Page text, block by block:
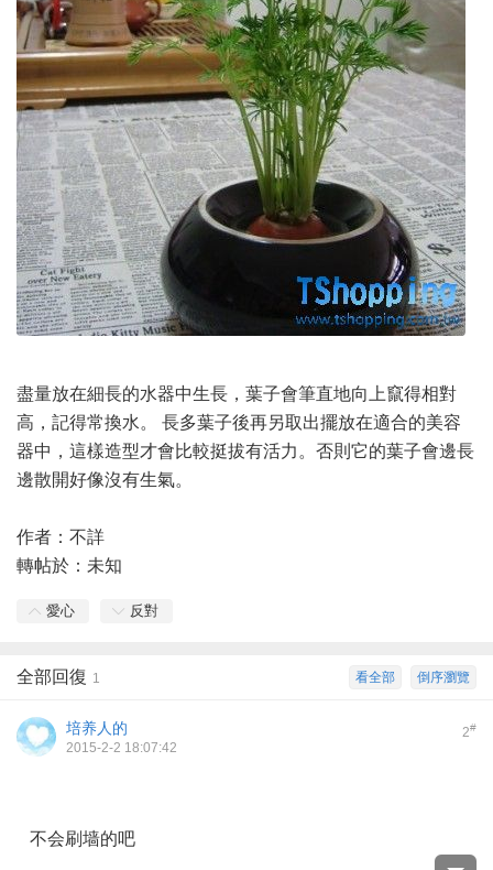
盡量放在細長的水器中生長，葉子會筆直地向上竄得相對
高，記得常換水。 長多葉子後再另取出擺放在適合的美容
器中，這樣造型才會比較挺拔有活力。否則它的葉子會邊長
邊散開好像沒有生氣。
作者：不詳
轉帖於：未知
愛心 反對
倒序瀏覽
看全部
全部回復 1
2#
培养人的
2015-2-2 18:07:42
不会刷墙的吧